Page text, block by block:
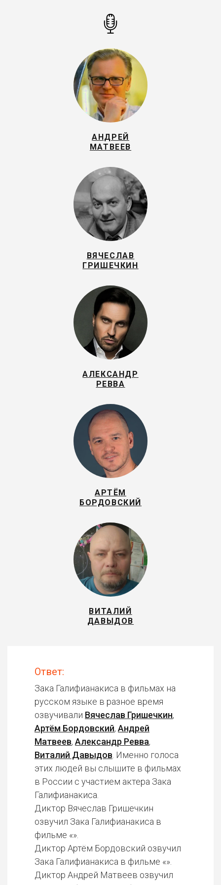
АНДРЕЙ
МАТВЕЕВ
ВЯЧЕСЛАВ
ГРИШЕЧКИН
АЛЕКСАНДР
РЕВВА
АРТЁМ
БОРДОВСКИЙ
ВИТАЛИЙ
ДАВЫДОВ
Ответ:
Зака Галифианакиса в фильмах на
русском языке в разное время
озвучивали Вячеслав Гришечкин,
Артём Бордовский, Андрей
Матвеев, Александр Ревва,
Виталий Давыдов . Именно голоса
этих людей вы слышите в фильмах
в России с участием актера Зака
Галифианакиса.
Диктор Вячеслав Гришечкин
озвучил Зака Галифианакиса в
фильме «».
Диктор Артём Бордовский озвучил
Зака Галифианакиса в фильме «».
Диктор Андрей Матвеев озвучил